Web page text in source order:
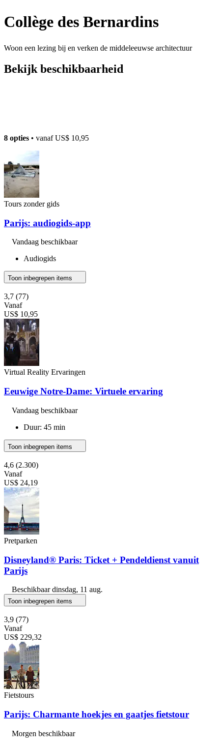
Collège des Bernardins
Woon een lezing bij en verken de middeleeuwse architectuur
Bekijk beschikbaarheid
8 opties • vanafUS$ 10,95
Tours zonder gids
Parijs: audiogids-app
Vandaag beschikbaar
Audiogids
Toon inbegrepen items
3,7 (77)
Vanaf
US$ 10,95
Virtual Reality Ervaringen
Eeuwige Notre-Dame: Virtuele ervaring
Vandaag beschikbaar
Duur: 45 min
Toon inbegrepen items
4,6 (2.300)
Vanaf
US$ 24,19
Pretparken
Disneyland® Paris: Ticket + Pendeldienst vanuit
Parijs
Beschikbaardinsdag, 11 aug.
Toon inbegrepen items
3,9 (77)
Vanaf
US$ 229,32
Fietstours
Parijs: Charmante hoekjes en gaatjes fietstour
Morgen beschikbaar